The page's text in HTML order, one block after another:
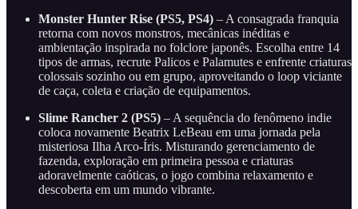
Monster Hunter Rise (PS5, PS4) – A consagrada franquia
retorna com novos monstros, mecânicas inéditas e
ambientação inspirada no folclore japonês. Escolha entre 14
tipos de armas, recrute Palicos e Palamutes e enfrente criaturas
colossais sozinho ou em grupo, aproveitando o loop viciante
de caça, coleta e criação de equipamentos.
Slime Rancher 2 (PS5) – A sequência do fenômeno indie
coloca novamente Beatrix LeBeau em uma jornada pela
misteriosa Ilha Arco-Íris. Misturando gerenciamento de
fazenda, exploração em primeira pessoa e criaturas
adoravelmente caóticas, o jogo combina relaxamento e
descoberta em um mundo vibrante.